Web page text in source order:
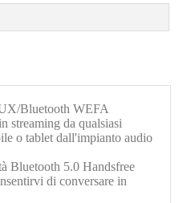
Bluetooth WEFA
streaming da qualsiasi
o tablet dall'impianto audio
Bluetooth 5.0 Handsfree
di conversare in